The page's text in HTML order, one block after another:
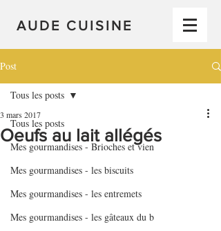
AUDE CUISINE
Post
Tous les posts
Mes gourmandises - Brioches et vien
Mes gourmandises - les biscuits
Mes gourmandises - les entremets
Mes gourmandises - les gâteaux du b
Tous les posts
Oeufs au lait allégés
3 mars 2017